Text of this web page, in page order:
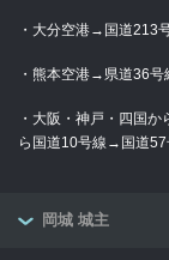
・大分空港→国道
・熊本空港→県道36
・大阪・神戸・四国
ら国道10号線→国道57
岡城 城主